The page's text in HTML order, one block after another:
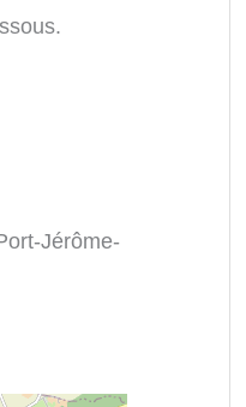
Jérôme-